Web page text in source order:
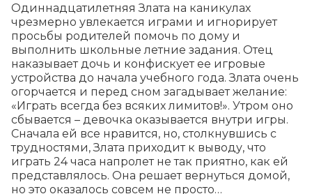
Одиннадцатилетняя Злата на каникулах
чрезмерно увлекается играми и игнорирует
просьбы родителей помочь по дому и
выполнить школьные летние задания. Отец
наказывает дочь и конфискует ее игровые
устройства до начала учебного года. Злата очень
огорчается и перед сном загадывает желание:
«Играть всегда без всяких лимитов!». Утром оно
сбывается – девочка оказывается внутри игры.
Сначала ей все нравится, но, столкнувшись с
трудностями, Злата приходит к выводу, что
играть 24 часа напролет не так приятно, как ей
представлялось. Она решает вернуться домой,
но это оказалось совсем не просто…